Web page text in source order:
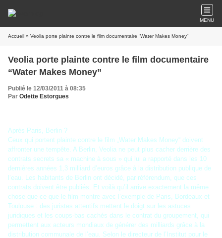
MENU
Accueil » Veolia porte plainte contre le film documentaire “Water Makes Money”
Veolia porte plainte contre le film documentaire
“Water Makes Money”
Publié le 12/03/2011 à 08:35
Par Odette Estorgues
Après Paris, Berlin ?
Ceux qui portent plainte contre le film „Water Makes Money“ doivent
affronter une tempête. A Berlin, Veolia ne peut plus cacher derrière des
contrats secrets sa « machine à sous » qui lui a rapporté dans les 10
dernières années 1,3 milliard d’euros grâce à la distribution publique de
l’eau. Les habitants de Berlin ont décidé, par référendum, que ces
contrats doivent être publiés. Et voilà qu’il arrive exactement la même
chose que ce que le film montre avec l’exemple de Paris, Bordeaux et
Toulouse : des juristes attentifs mettent le doigt sur les astuces
juridiques et les coups-bas cachés dans le contrat du groupement, qui
permettent aux acteurs mondiaux de générer des milliards grâce à la
distribution communale de l’eau. Selon le directeur de l’Institut pour le